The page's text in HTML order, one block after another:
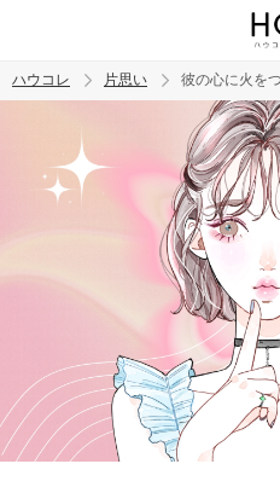
トレンド ワード
恋がしたい
ハウコレ 片思い 彼の心に火を